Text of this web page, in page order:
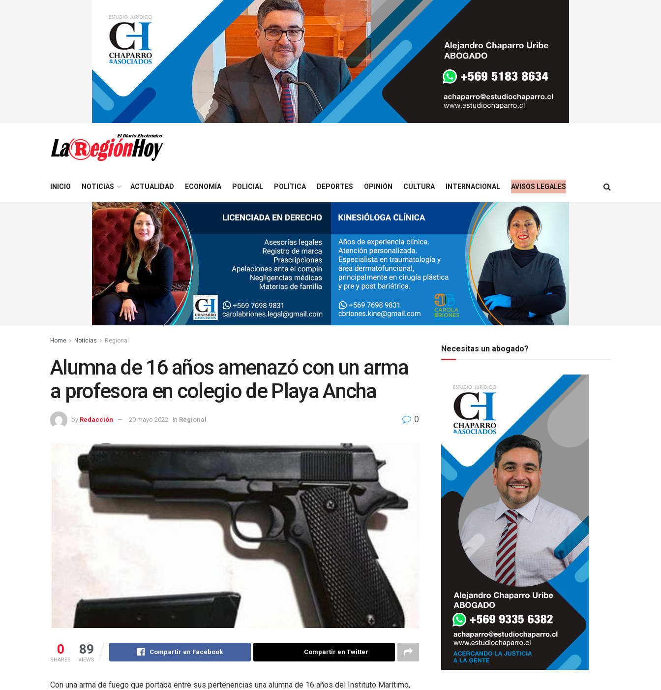
INICIO NOTICIAS ACTUALIDAD ECONOMÍA POLICIAL POLÍTICA DEPORTES OPINIÓN CULTURA INTERNACIONAL AVISOS LEGALES
Home Noticias Regional
Alumna de 16 años amenazó con un arma
a profesora en colegio de Playa Ancha
by Redacción 20 mayo 2022 in Regional 0
0
SHARES
89
VIEWS
Compartir en Facebook Compartir en Twitter
Con una arma de fuego que portaba entre sus pertenencias una alumna de 16 años del Instituto Marítimo,
Necesitas un abogado?